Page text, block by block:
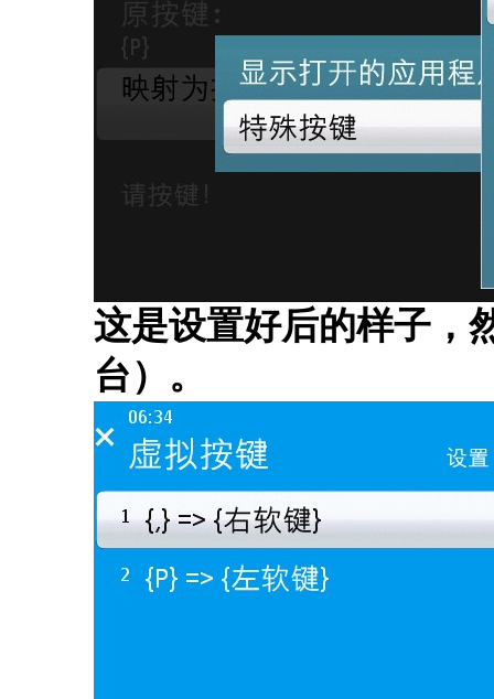
这是设置好后的样子，
台）。